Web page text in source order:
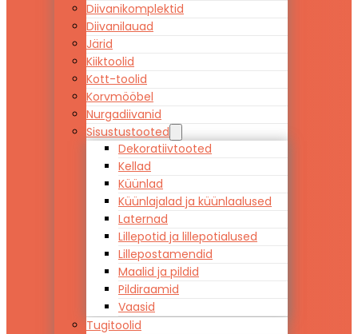
Diivanikomplektid
Diivanilauad
Järid
Kiiktoolid
Kott-toolid
Korvmööbel
Nurgadiivanid
Sisustustooted
Dekoratiivtooted
Kellad
Küünlad
Küünlajalad ja küünlaalused
Laternad
Lillepotid ja lillepotialused
Lillepostamendid
Maalid ja pildid
Pildiraamid
Vaasid
Tugitoolid